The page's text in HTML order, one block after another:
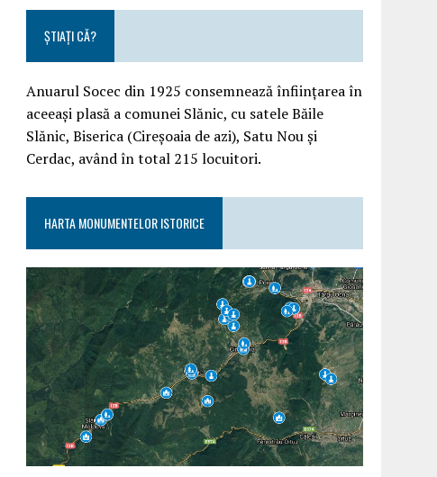
ȘTIAȚI CĂ?
Anuarul Socec din 1925 consemnează înființarea în
aceeași plasă a comunei Slănic, cu satele Băile
Slănic, Biserica (Cireșoaia de azi), Satu Nou și
Cerdac, având în total 215 locuitori.
HARTA MONUMENTELOR ISTORICE